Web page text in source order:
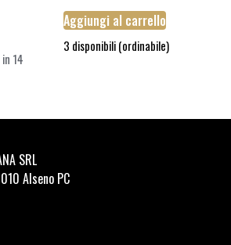
14
Aggiungi al carrello
3 disponibili (ordinabile)
SRL
Alseno PC